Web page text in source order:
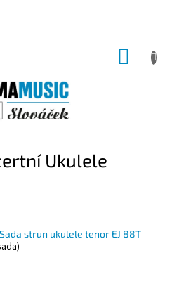
Ukulele
Sada strun ukulele tenor EJ 88T